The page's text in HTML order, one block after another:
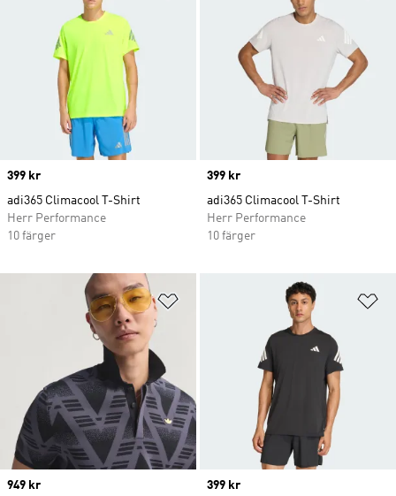
Price
399 kr
adi365 Climacool T-Shirt
Herr Performance
10 färger
Price
399 kr
adi365 Climacool T-Shirt
Herr Performance
10 färger
Lägg till på önskelistan
Price
949 kr
Price
399 kr